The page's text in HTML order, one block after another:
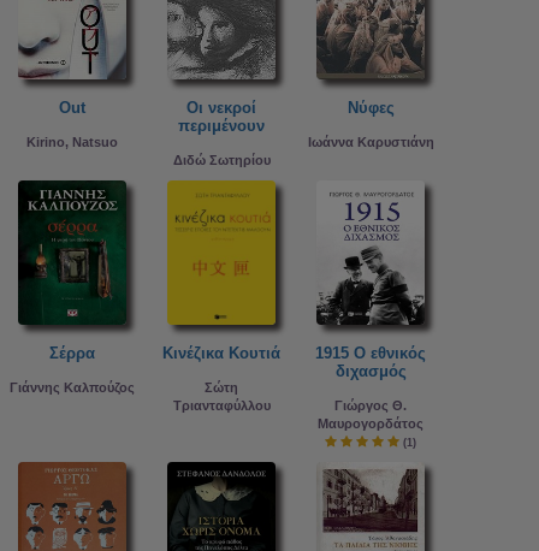
Out
Kirino, Natsuo
Οι νεκροί
περιμένουν
Διδώ Σωτηρίου
Νύφες
Ιωάννα Καρυστιάνη
Σέρρα
Γιάννης Καλπούζος
Κινέζικα Κουτιά
Σώτη
Τριανταφύλλου
1915 Ο εθνικός
διχασμός
Γιώργος Θ.
Μαυρογορδάτος
(1)